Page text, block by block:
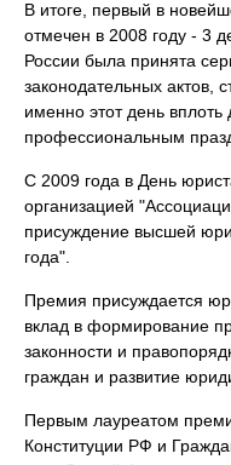
В итоге, первый в
отмечен в 2008 году - 3
России была принята
законодательных актов,
именно этот день
профессиональным
С 2009 года в День
организацией
присуждение высшей
года".
Премия присуждается
вклад в формирование
законности и
граждан и развитие
Первым лауреатом
Конституции РФ и